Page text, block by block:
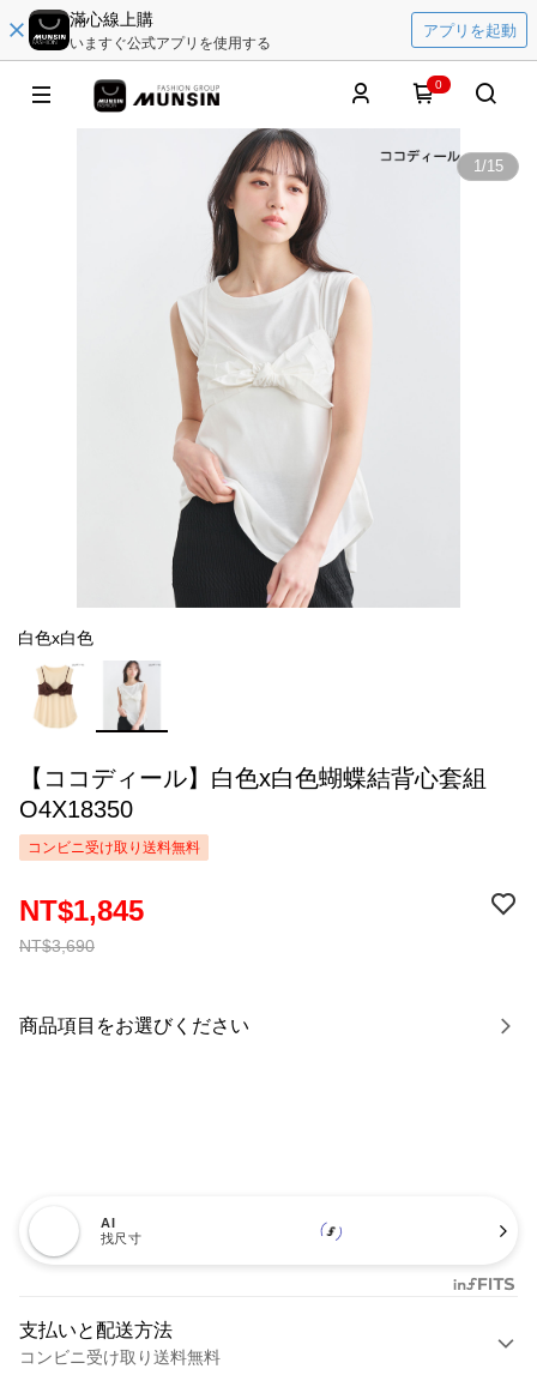
滿心線上購
いますぐ公式アプリを使用する
アプリを起動
0
1/15
白色x白色
【ココディール】白色x白色蝴蝶結背心套組
O4X18350
コンビニ受け取り送料無料
NT$3,690
NT$1,845
商品項目をお選びください
AI
找尺寸
支払いと配送方法
コンビニ受け取り送料無料